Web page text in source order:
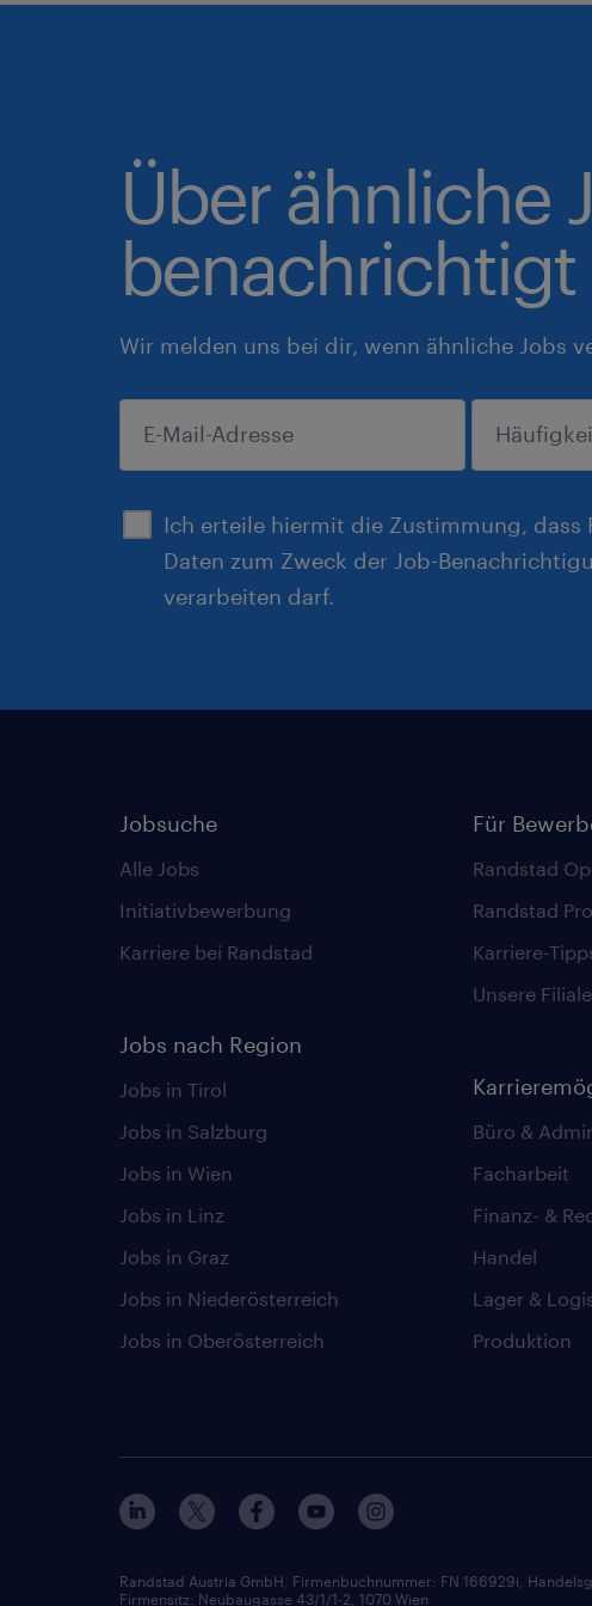
Über ähnliche
benachrichtigt
Wir melden uns bei dir, wenn ähnliche Jobs
Ich erteile hiermit die Zustimmung, dass
Daten zum Zweck der Job-
verarbeiten darf.
einreichen
Jobsuche
Alle Jobs
Initiativbewerbung
Karriere bei Randstad
Jobs nach Region
Jobs in Tirol
Jobs in Salzburg
Jobs in Wien
Jobs in Linz
Jobs in Graz
Jobs in Niederösterreich
Jobs in Oberösterreich
Für
Randstad
Randstad
Karriere-
Unsere
Büro &
Facharbeit
Finanz- &
Handel
Lager &
Produktion
Randstad Austria GmbH, Firmenbuchnummer: FN 166929i,
Firmensitz: Neubaugasse 43/1/1-2, 1070 Wien